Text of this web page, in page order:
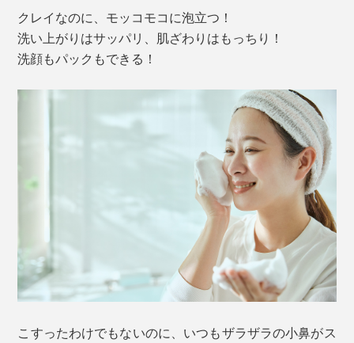
クレイなのに、モッコモコに泡立つ！
洗い上がりはサッパリ、肌ざわりはもっちり！
洗顔もパックもできる！
こすったわけでもないのに、いつもザラザラの小鼻がス